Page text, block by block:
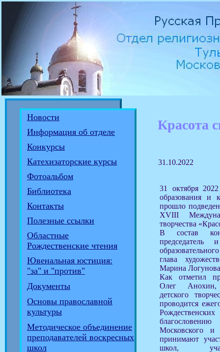
Новости
Информация об отделе
Конкурсы
Катехизаторские курсы
Фотоальбом
Библиотека
Контакты
Полезные ссылки
Областные
Рождественские чтения
Ювенальная юстиция:
"за" и "против"
Документы
Основы православной
культуры
Методическое объединение
преподавателей воскресных
школ
Красота
31.10.2022
31 октября
образования и
прошло
XVIII
творчества
В состав
председатель
глава
Марина
Как отметил
Олег Анохин,
детского
проводится
Московского
принимают
школ,